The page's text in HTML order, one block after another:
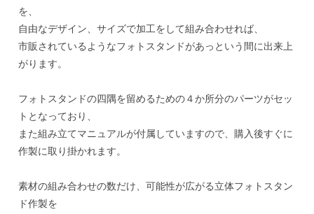
を、
自由なデザイン、サイズで加工をして組み合わせれば、
市販されているようなフォトスタンドがあっという間に出来上
がります。
フォトスタンドの四隅を留めるための４か所分のパーツがセッ
トとなっており、
また組み立てマニュアルが付属していますので、購入後すぐに
作製に取り掛かれます。
素材の組み合わせの数だけ、可能性が広がる立体フォトスタン
ド作製を